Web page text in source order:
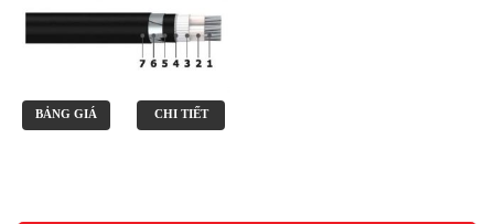
BẢNG GIÁ CHI TIẾT